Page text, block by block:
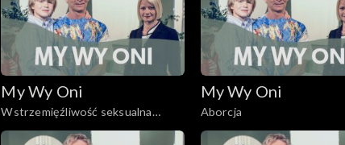
My Wy Oni
Wstrzemięźliwość seksualna
wśród młodzieży
My Wy Oni
Aborcja